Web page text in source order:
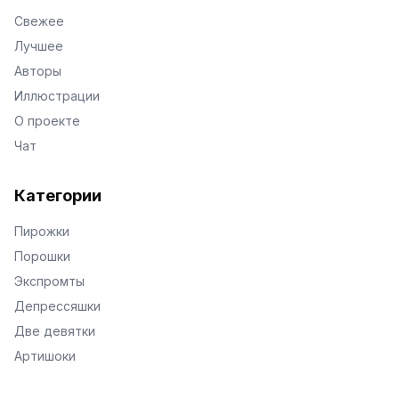
Свежее
Лучшее
Авторы
Иллюстрации
О проекте
Чат
Категории
Пирожки
Порошки
Экспромты
Депрессяшки
Две девятки
Артишоки